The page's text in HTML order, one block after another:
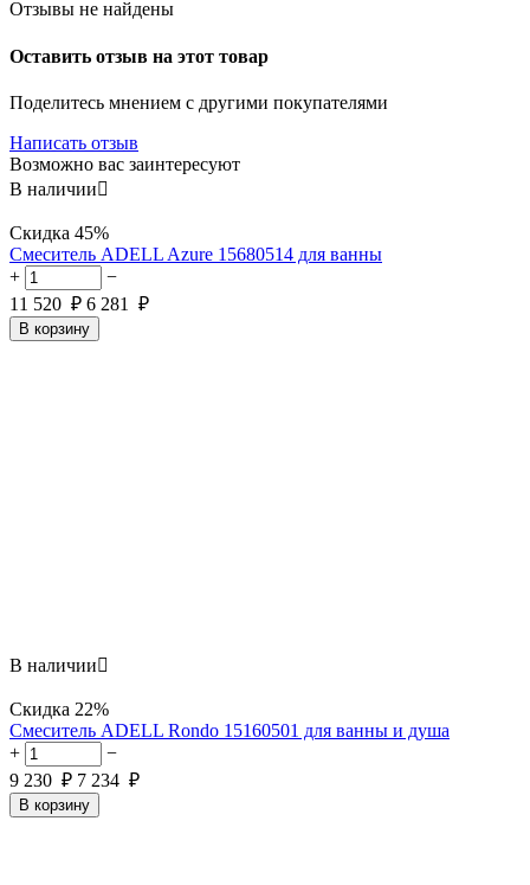
Отзывы не найдены
Оставить отзыв на этот товар
Поделитесь мнением с другими покупателями
Написать отзыв
Возможно вас заинтересуют
В наличии
Скидка 45%
Смеситель ADELL Azure 15680514 для ванны
+
−
11 520 ₽ 6 281 ₽
В корзину
В наличии
Скидка 22%
Смеситель ADELL Rondo 15160501 для ванны и душа
+
−
9 230 ₽ 7 234 ₽
В корзину